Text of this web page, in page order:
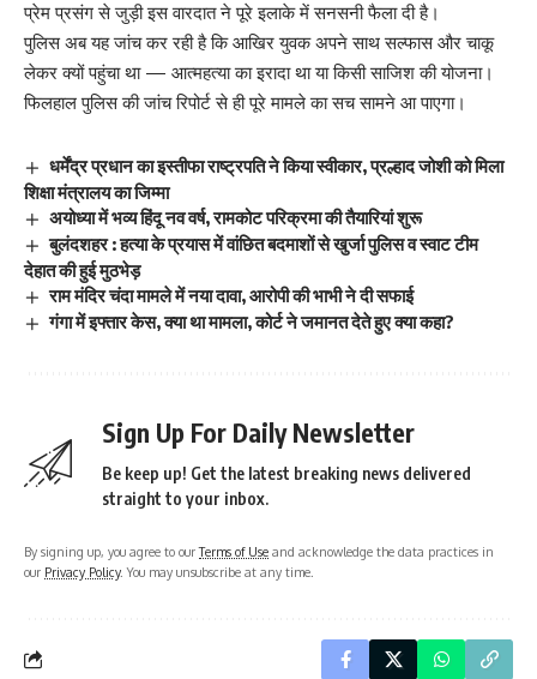
प्रेम प्रसंग से जुड़ी इस वारदात ने पूरे इलाके में सनसनी फैला दी है।
पुलिस अब यह जांच कर रही है कि आखिर युवक अपने साथ सल्फास और चाकू
लेकर क्यों पहुंचा था — आत्महत्या का इरादा था या किसी साजिश की योजना।
फिलहाल पुलिस की जांच रिपोर्ट से ही पूरे मामले का सच सामने आ पाएगा।
धर्मेंद्र प्रधान का इस्तीफा राष्ट्रपति ने किया स्वीकार, प्रल्हाद जोशी को मिला
शिक्षा मंत्रालय का जिम्मा
अयोध्या में भव्य हिंदू नव वर्ष, रामकोट परिक्रमा की तैयारियां शुरू
बुलंदशहर : हत्या के प्रयास में वांछित बदमाशों से खुर्जा पुलिस व स्वाट टीम
देहात की हुई मुठभेड़
राम मंदिर चंदा मामले में नया दावा, आरोपी की भाभी ने दी सफाई
गंगा में इफ्तार केस, क्या था मामला, कोर्ट ने जमानत देते हुए क्या कहा?
Sign Up For Daily Newsletter
Be keep up! Get the latest breaking news delivered
straight to your inbox.
By signing up, you agree to ourTerms of Use and acknowledge the data practices in
our Privacy Policy. You may unsubscribe at any time.